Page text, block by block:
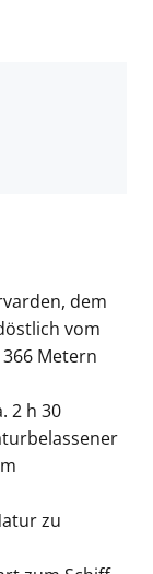
dem
vom
Metern
2 h 30
zu